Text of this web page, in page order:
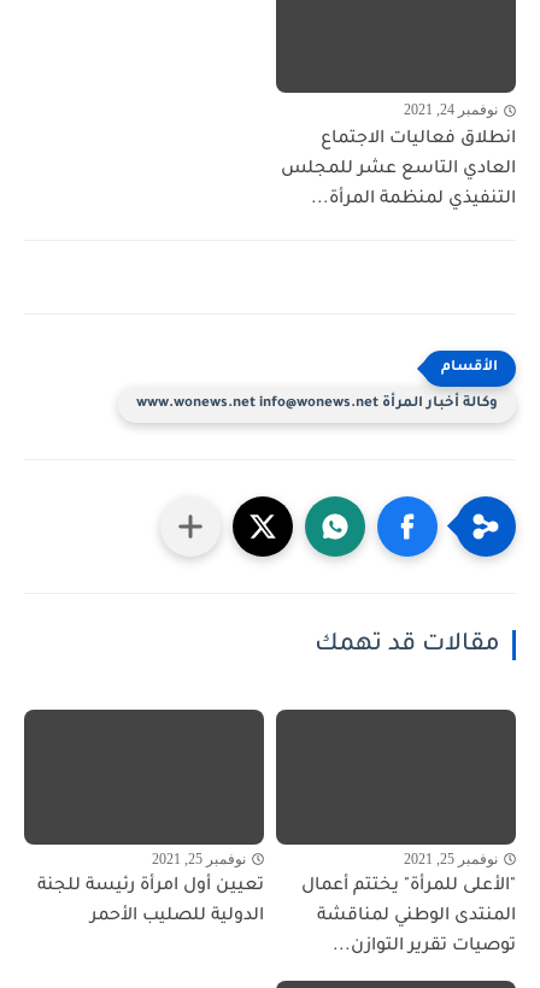
نوفمبر 24, 2021
انطلاق فعاليات الاجتماع
العادي التاسع عشر للمجلس
التنفيذي لمنظمة المرأة...
وكالة أخبار المرأة www.wonews.net info@wonews.net
مقالات قد تهمك
نوفمبر 25, 2021
"الأعلى للمرأة" يختتم أعمال
المنتدى الوطني لمناقشة
توصيات تقرير التوازن...
نوفمبر 25, 2021
تعيين أول امرأة رئيسة للجنة
الدولية للصليب الأحمر